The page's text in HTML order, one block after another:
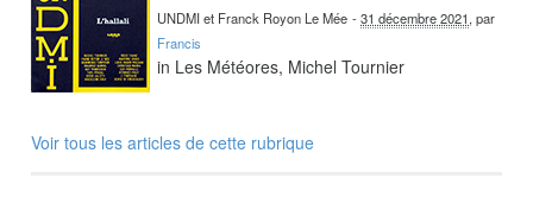
UNDMI et Franck Royon Le Mée -31 décembre 2021, par
Francis
in Les Météores, Michel Tournier
Voir tous les articles de cette rubrique